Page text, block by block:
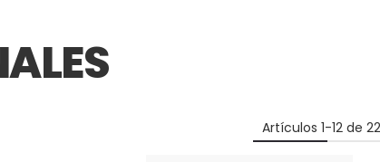
Artículos 1-12 de 22